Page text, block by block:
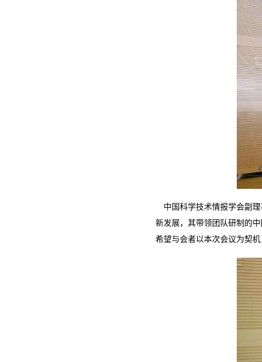
中国科学技术情报学会副理
新发展，其带领团队研制的
希望与会者以本次会议为契